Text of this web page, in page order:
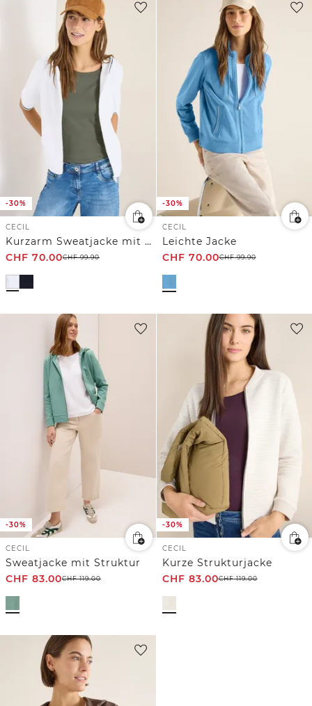
-30%
CECIL
Kurzarm Sweatjacke mit Kapuze
CHF 70.00CHF99.90
-30%
CECIL
Leichte Jacke
CHF 70.00CHF99.90
-30%
CECIL
Sweatjacke mit Struktur
CHF 83.00CHF119.00
-30%
CECIL
Kurze Strukturjacke
CHF 83.00CHF119.00